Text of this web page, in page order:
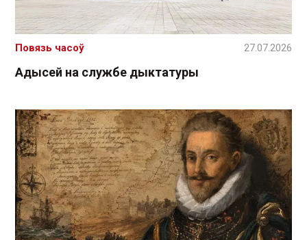
Адысей на службе дыктатуры
Повязь часоў 27.07.2026